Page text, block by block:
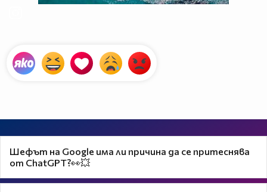
Шефът на Google има ли причина да се притеснява
от ChatGPT?👀💥